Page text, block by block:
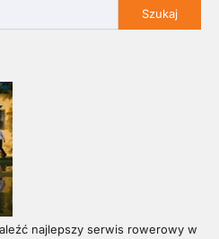
Szukaj
najlepszy serwis rowerowy w